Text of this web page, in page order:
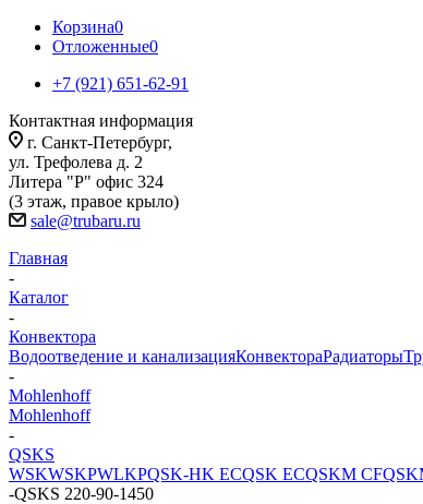
Корзина0
Отложенные0
+7 (921) 651-62-91
Контактная информация
г. Санкт-Петербург,
ул. Трефолева д. 2
Литера "Р" офис 324
(3 этаж, правое крыло)
sale@trubaru.ru
Главная
-
Каталог
-
Конвектора
Водоотведение и канализацияКонвектораРадиаторы
-
Mohlenhoff
Mohlenhoff
-
QSKS
WSKWSKPWLKPQSK-HK ECQSK ECQSKM CF
-QSKS 220-90-1450